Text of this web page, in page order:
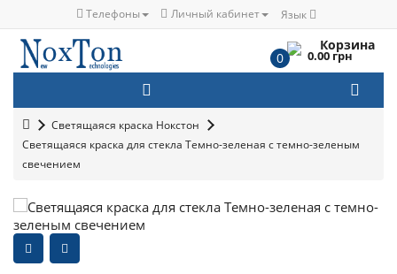
Телефоны Личный кабинет Язык
Корзина
0 0.00 грн
Светящаяся краска Нокстон
Светящаяся краска для стекла Темно-зеленая с темно-зеленым
свечением